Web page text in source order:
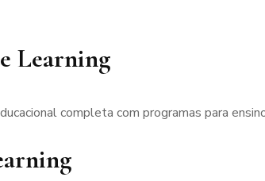
Learning
completa com programas para